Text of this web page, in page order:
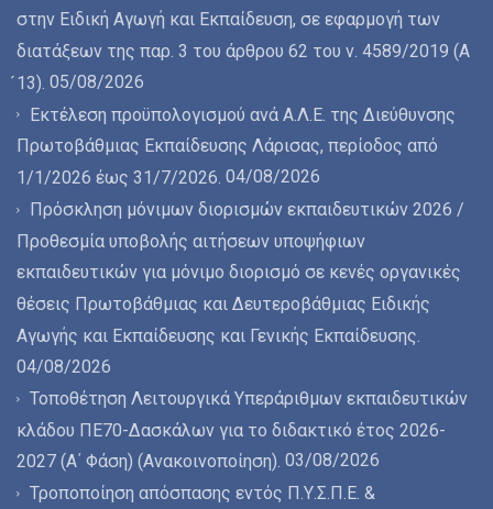
στην Ειδική Αγωγή και Εκπαίδευση, σε εφαρμογή των
διατάξεων της παρ. 3 του άρθρου 62 του ν. 4589/2019 (Α
́13). 05/08/2026
Εκτέλεση προϋπολογισμού ανά Α.Λ.Ε. της Διεύθυνσης
Πρωτοβάθμιας Εκπαίδευσης Λάρισας, περίοδος από
1/1/2026 έως 31/7/2026. 04/08/2026
Πρόσκληση μόνιμων διορισμών εκπαιδευτικών 2026 /
Προθεσμία υποβολής αιτήσεων υποψήφιων
εκπαιδευτικών για μόνιμο διορισμό σε κενές οργανικές
θέσεις Πρωτοβάθμιας και Δευτεροβάθμιας Ειδικής
Αγωγής και Εκπαίδευσης και Γενικής Εκπαίδευσης.
04/08/2026
Τοποθέτηση Λειτουργικά Υπεράριθμων εκπαιδευτικών
κλάδου ΠΕ70-Δασκάλων για το διδακτικό έτος 2026-
2027 (Α΄ Φάση) (Ανακοινοποίηση). 03/08/2026
Τροποποίηση απόσπασης εντός Π.Υ.Σ.Π.Ε. &